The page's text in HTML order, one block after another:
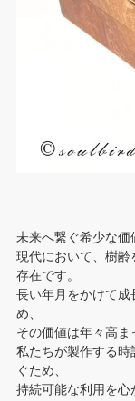
未来へ繋ぐ希少な価
現代において、樹齢
存在です。
長い年月をかけて成
め、
その価値は年々高ま
私たちが製作する
ぐため、
持続可能な利用を心